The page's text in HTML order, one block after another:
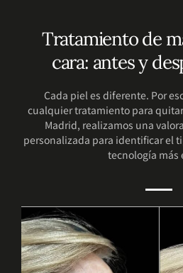
Tratamiento de
cara: antes y
Cada piel es diferente. Por
cualquier tratamiento para
Madrid, realizamos una
personalizada para identificar el
tecnología más